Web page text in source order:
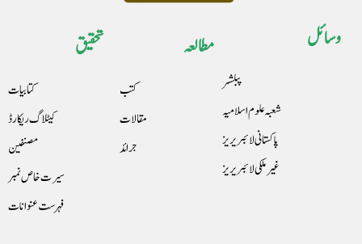
وسائل
پبلشر
شعبہ علوم اسلامیہ
پاکستانی لائبریریز
غیرملکی لائبریریز
مطالعہ
کتب
مقالات
جرائد
تحقیق
کتابیات
کیٹلاگ ریکارڈ
مصنفین
سیرت خاص نمبر
فہرست عنوانات